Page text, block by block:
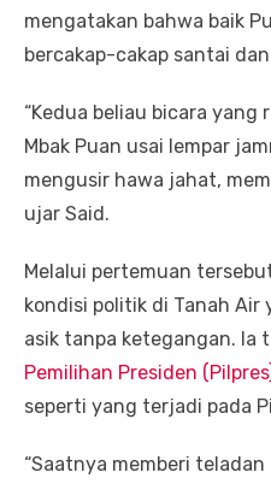
mengatakan bahwa baik
bercakap-cakap santai
“Kedua beliau bicara
Mbak Puan usai lempar
mengusir hawa jahat,
ujar Said.
Melalui pertemuan
kondisi politik di Tanah Air
asik tanpa ketegangan. Ia
Pemilihan Presiden
seperti yang terjadi pada
“Saatnya memberi